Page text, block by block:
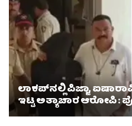
ಲಾಕಪ್‌ನಲ್ಲಿ ಪಿಜ್ಜಾ,
ಇಟ್ಟ ಅತ್ಯಾಚಾರ ಆರೋಪಿ :